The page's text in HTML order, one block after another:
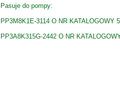
Pasuje do pompy:
PP3M8K1E-3114 O NR KATALOGOWY
PP3A8K315G-2442 O NR